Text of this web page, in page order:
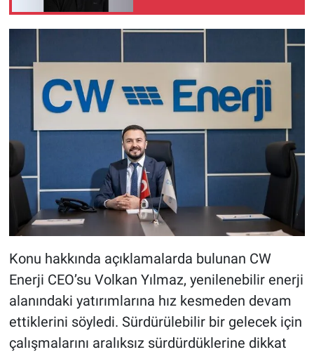
Konu hakkında açıklamalarda bulunan CW
Enerji CEO’su Volkan Yılmaz, yenilenebilir enerji
alanındaki yatırımlarına hız kesmeden devam
ettiklerini söyledi. Sürdürülebilir bir gelecek için
çalışmalarını aralıksız sürdürdüklerine dikkat